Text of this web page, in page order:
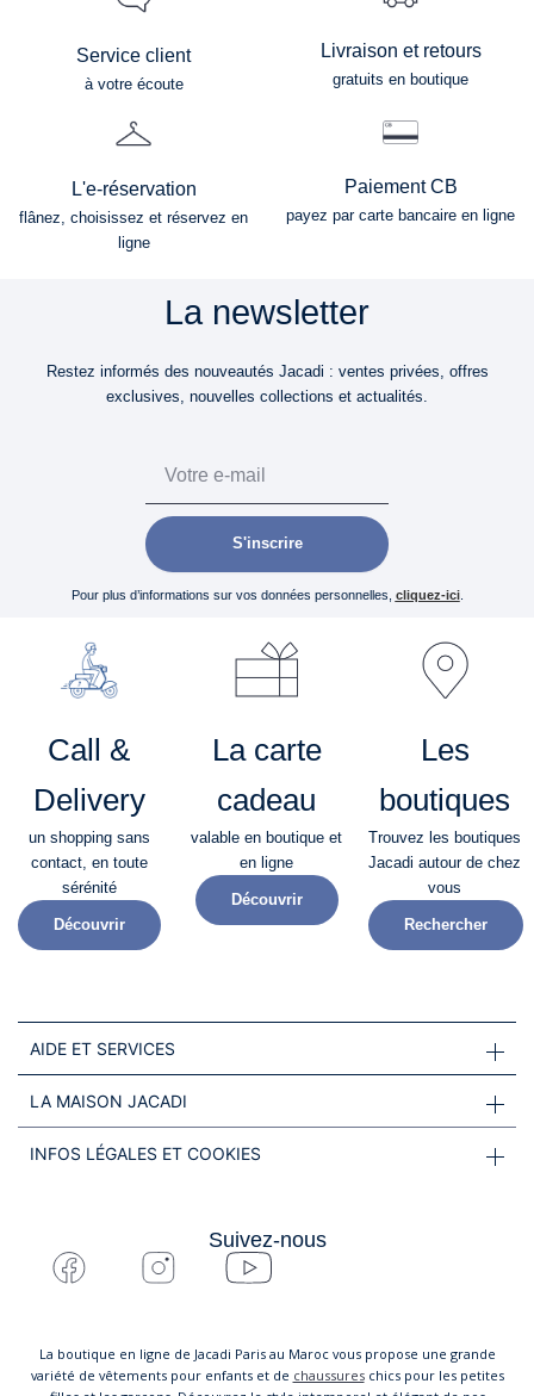
Service client
à votre écoute
Livraison et retours
gratuits en boutique
L'e-réservation
flânez, choisissez et réservez en
ligne
Paiement CB
payez par carte bancaire en ligne
La newsletter
Restez informés des nouveautés Jacadi : ventes privées, offres
exclusives, nouvelles collections et actualités.
S'inscrire
Pour plus d’informations sur vos données personnelles, cliquez-ici.
Call &
Delivery
un shopping sans
contact, en toute
sérénité​
Découvrir
La carte
cadeau
valable en boutique et
en ligne
Découvrir
Les
boutiques
Trouvez les boutiques
Jacadi autour de chez
vous
Rechercher
AIDE ET SERVICES
LA MAISON JACADI
INFOS LÉGALES ET COOKIES
Suivez-nous
La boutique en ligne de Jacadi Paris au Maroc vous propose une grande
variété de vêtements pour enfants et de chaussureschics pour les petites